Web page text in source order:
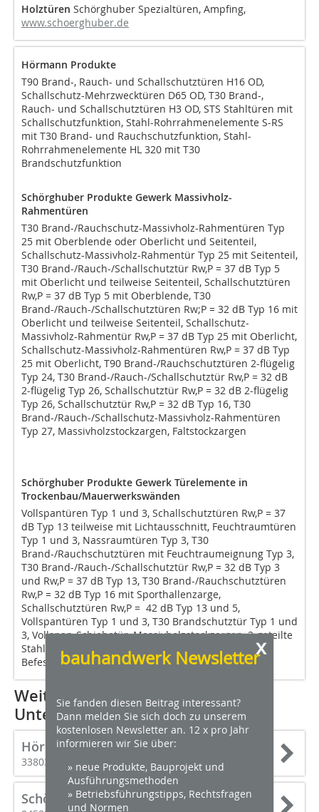
Holztüren Schörghuber Spezialtüren, Ampfing,
www.schoerghuber.de
Hörmann Produkte
T90 Brand-, Rauch- und Schallschutztüren H16 OD,
Schallschutz-Mehrzwecktüren D65 OD, T30 Brand-,
Rauch- und Schallschutztüren H3 OD, STS Stahltüren mit
Schallschutzfunktion, Stahl-Rohrrahmenelemente S-RS
mit T30 Brand- und Rauchschutzfunktion, Stahl-
Rohrrahmenelemente HL 320 mit T30
Brandschutzfunktion
Schörghuber Produkte Gewerk Massivholz-
Rahmentüren
T30 Brand-/Rauchschutz-Massivholz-Rahmentüren Typ
25 mit Oberblende oder Oberlicht und Seitenteil,
Schallschutz-Massivholz-Rahmentür Typ 25 mit Seitenteil,
T30 Brand-/Rauch-/Schallschutztür Rw,P = 37 dB Typ 5
mit Oberlicht und teilweise Seitenteil, Schallschutztüren
Rw,P = 37 dB Typ 5 mit Oberblende, T30
Brand-/Rauch-/Schallschutztüren Rw;P = 32 dB Typ 16 mit
Oberlicht und teilweise Seitenteil, Schallschutz-
Massivholz-Rahmentür Rw,P = 37 dB Typ 25 mit Oberlicht,
Schallschutz-Massivholz-Rahmentüren Rw,P = 37 dB Typ
25 mit Oberlicht, T90 Brand-/Rauchschutztüren 2-flügelig
Typ 24, T30 Brand-/Rauch-/Schallschutztür Rw,P = 32 dB
2-flügelig Typ 26, Schallschutztür Rw,P = 32 dB 2-flügelig
Typ 26, Schallschutztür Rw,P = 32 dB Typ 16, T30
Brand-/Rauch-/Schallschutz-Massivholz-Rahmentüren
Typ 27, Massivholzstockzargen, Faltstockzargen
Schörghuber Produkte Gewerk Türelemente in
Trockenbau/Mauerwerkswänden
Vollspantüren Typ 1 und 3, Schallschutztüren Rw,P = 37
dB Typ 13 teilweise mit Lichtausschnitt, Feuchtraumtüren
Typ 1 und 3, Nassraumtüren Typ 3, T30
Brand-/Rauchschutztüren mit Feuchtraumeignung Typ 3,
T30 Brand-/Rauch-/Schallschutztür Rw,P = 32 dB Typ 3
und Rw,P = 37 dB Typ 13, T30 Brand-/Rauchschutztüren
Rw,P = 32 dB Typ 16 mit Sporthallenzarge,
Schallschutztüren Rw,P = 42 dB Typ 13 und 5,
Vollspantüren Typ 1 und 3, T30 Brandschutztür Typ 1 und
3, Vollspan-Schiebetür, Massivholzstockzargen, 2-geteilte
Stahlzarge mit Schattennut in Laschen-Klemm-
Befestigung zum nachträglichen Einbau
Weitere Informationen zu den
Unternehmen
Hörmann KG Verkaufsgesellschaft
33803 Steinhagen
Schörghuber Spezialtüren KG
x
bauhandwerk Newsletter
Sie fanden diesen Beitrag interessant?
Dann melden Sie sich doch zu unserem
kostenlosen Newsletter an. 12 x pro Jahr
informieren wir Sie über:
» neue Produkte, Bauprojekt und
Ausführungsmethoden
» Betriebsführungstipps, Rechtsfragen
und Normen